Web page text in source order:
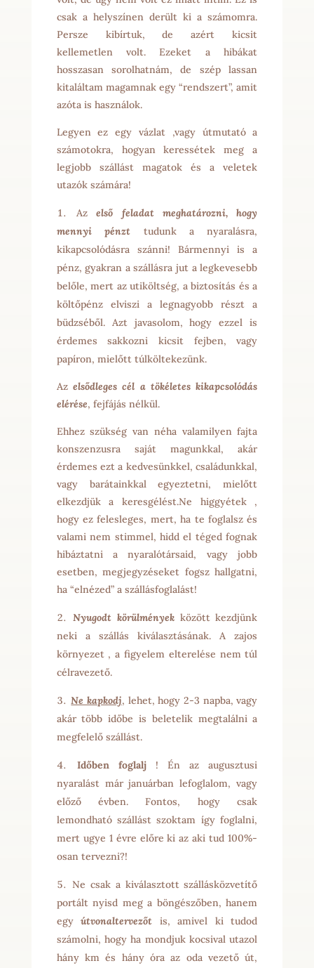
csak a helyszínen derült ki a számomra.
Persze kibírtuk, de azért kicsit
kellemetlen volt. Ezeket a hibákat
hosszasan sorolhatnám, de szép lassan
kitaláltam magamnak egy “rendszert”, amit
azóta is használok.
Legyen ez egy vázlat ,vagy útmutató a
számotokra, hogyan keressétek meg a
legjobb szállást magatok és a veletek
utazók számára!
Azelső feladat meghatározni, hogy
mennyi pénzt tudunk a nyaralásra,
kikapcsolódásra szánni! Bármennyi is a
pénz, gyakran a szállásra jut a legkevesebb
belőle, mert az utiköltség, a biztosítás és a
költőpénz elviszi a legnagyobb részt a
büdzséből. Azt javasolom, hogy ezzel is
érdemes sakkozni kicsit fejben, vagy
papíron, mielőtt túlköltekezünk.
Az elsődleges cél a tökéletes kikapcsolódás
elérése, fejfájás nélkül.
Ehhez szükség van néha valamilyen fajta
konszenzusra saját magunkkal, akár
érdemes ezt a kedvesünkkel, családunkkal,
vagy barátainkkal egyeztetni, mielőtt
elkezdjük a keresgélést.Ne higgyétek ,
hogy ez felesleges, mert, ha te foglalsz és
valami nem stimmel, hidd el téged fognak
hibáztatni a nyaralótársaid, vagy jobb
esetben, megjegyzéseket fogsz hallgatni,
ha “elnézed” a szállásfoglalást!
Nyugodt körülmények között kezdjünk
neki a szállás kiválasztásának. A zajos
környezet , a figyelem elterelése nem túl
célravezető.
Ne kapkodj, lehet, hogy 2-3 napba, vagy
akár több időbe is beletelik megtalálni a
megfelelő szállást.
Időben foglalj! Én az augusztusi
nyaralást már januárban lefoglalom, vagy
előző évben. Fontos, hogy csak
lemondható szállást szoktam így foglalni,
mert ugye 1 évre előre ki az aki tud 100%-
osan tervezni?!
Ne csak a kiválasztott szállásközvetítő
portált nyisd meg a böngészőben, hanem
egyútvonaltervezőt is, amivel ki tudod
számolni, hogy ha mondjuk kocsival utazol
hány km és hány óra az oda vezető út,